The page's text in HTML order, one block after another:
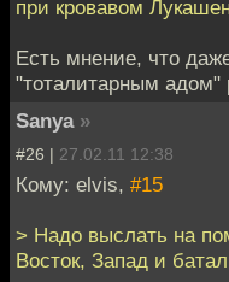
при кровавом
Есть мнение, что
"тоталитарным адом"
Sanya »
#26 | 27.02.11 12:38
Кому: elvis, #15
> Надо выслать на
Восток, Запад и